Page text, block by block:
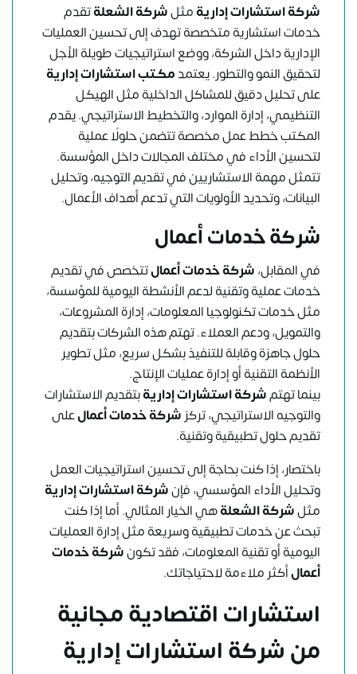
شركة استشارات إداريةمثلشركة الشعلةتقدم
خدمات استشارية متخصصة تهدف إلى تحسين العمليات
الإدارية داخل الشركة، ووضع استراتيجيات طويلة الأجل
لتحقيق النمو والتطور. يعتمدمكتب استشارات إدارية
على تحليل دقيق للمشاكل الداخلية مثل الهيكل
التنظيمي، إدارة الموارد، والتخطيط الاستراتيجي. يقدم
المكتب خطط عمل مخصصة تتضمن حلولًا عملية
لتحسين الأداء في مختلف المجالات داخل المؤسسة.
تتمثل مهمة الاستشاريين في تقديم التوجيه، وتحليل
البيانات، وتحديد الأولويات التي تدعم أهداف الأعمال.
شركة خدمات أعمال
في المقابل،شركة خدمات أعمالتتخصص في تقديم
خدمات عملية وتقنية لدعم الأنشطة اليومية للمؤسسة،
مثل خدمات تكنولوجيا المعلومات، إدارة المشروعات،
والتمويل، ودعم العملاء. تهتم هذه الشركات بتقديم
حلول جاهزة وقابلة للتنفيذ بشكل سريع، مثل تطوير
الأنظمة التقنية أو إدارة عمليات الإنتاج.
بينما تهتمشركة استشارات إداريةبتقديم الاستشارات
والتوجيه الاستراتيجي، تركز شركة خدمات أعمالعلى
تقديم حلول تطبيقية وتقنية.
باختصار، إذا كنت بحاجة إلى تحسين استراتيجيات العمل
وتحليل الأداء المؤسسي، فإنشركة استشارات إدارية
مثلشركة الشعلةهي الخيار المثالي. أما إذا كنت
تبحث عن خدمات تطبيقية وسريعة مثل إدارة العمليات
اليومية أو تقنية المعلومات، فقد تكونشركة خدمات
أعمالأكثر ملاءمة لاحتياجاتك.
استشارات اقتصادية مجانية
منشركة استشارات إدارية